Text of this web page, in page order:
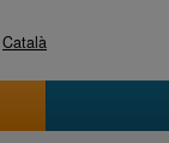
Català